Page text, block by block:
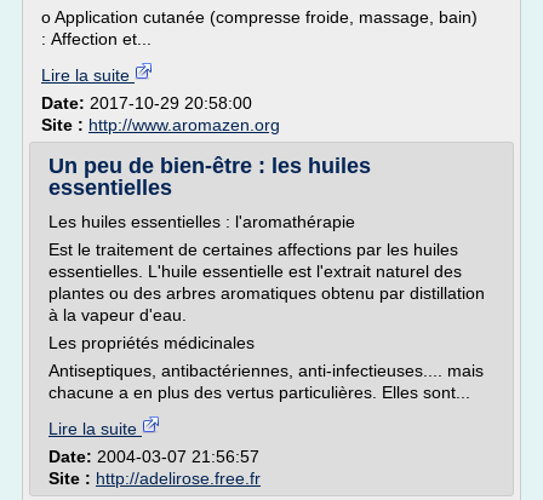
o Application cutanée (compresse froide, massage, bain)
: Affection et...
Lire la suite
Date: 2017-10-29 20:58:00
Site : http://www.aromazen.org
Un peu de bien-être : les huiles
essentielles
Les huiles essentielles : l'aromathérapie
Est le traitement de certaines affections par les huiles
essentielles. L'huile essentielle est l'extrait naturel des
plantes ou des arbres aromatiques obtenu par distillation
à la vapeur d'eau.
Les propriétés médicinales
Antiseptiques, antibactériennes, anti-infectieuses.... mais
chacune a en plus des vertus particulières. Elles sont...
Lire la suite
Date: 2004-03-07 21:56:57
Site : http://adelirose.free.fr